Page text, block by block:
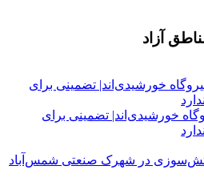
آزاد
خورشیدی‌اند| تضمینی برای